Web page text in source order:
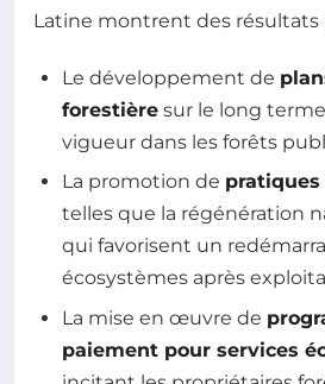
Latine montrent des
Le développement de
forestière sur le long
vigueur dans les forêts
La promotion de pratiques
telles que la régénération
qui favorisent un
écosystèmes après
La mise en œuvre de
paiement pour services